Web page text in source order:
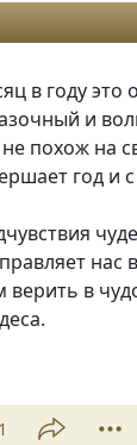
в году это
и
похож на
год и
нас
в